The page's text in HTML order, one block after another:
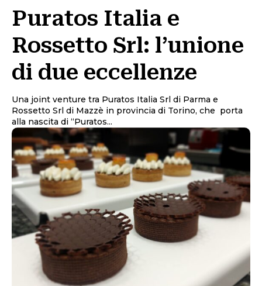
Puratos Italia e
Rossetto Srl: l’unione
di due eccellenze
Una joint venture tra Puratos Italia Srl di Parma e
Rossetto Srl di Mazzè in provincia di Torino, che porta
alla nascita di “Puratos...